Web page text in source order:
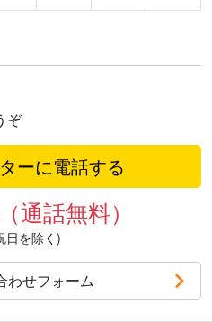
ぞ
ーに電話する
通話無料）
日を除く)
わせフォーム